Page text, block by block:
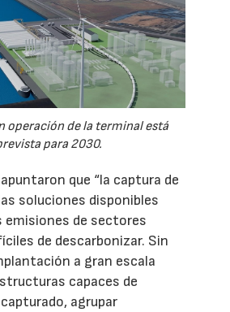
operación de la terminal está
para 2030.
que “la captura de
soluciones disponibles
emisiones de sectores
de descarbonizar. Sin
a gran escala
capaces de
capturado, agrupar